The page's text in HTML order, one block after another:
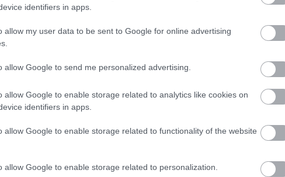
identifiers in apps.
allow my user data to be sent to Google for online advertising
allow Google to send me personalized advertising.
allow Google to enable storage related to analytics like cookies on
identifiers in apps.
allow Google to enable storage related to functionality of the website
allow Google to enable storage related to personalization.
2025
2024
(gépgyártás, bányászat, szállítás, energetika stb.)
jutni a prototípusig és a kereskedelmi célú gyártásig.
alkatrészek fémnyomtatás